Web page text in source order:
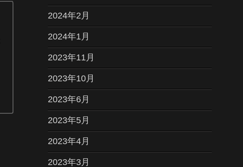
2024年2月
2024年1月
2023年11月
2023年10月
2023年6月
2023年5月
2023年4月
2023年3月